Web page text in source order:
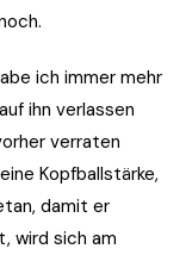
ich immer mehr
ihn verlassen
verraten
Kopfballstärke,
damit er
wird sich am